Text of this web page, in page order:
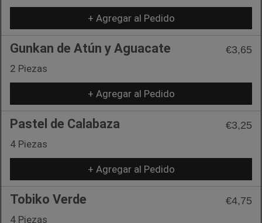
+ Agregar al Pedido
Gunkan de Atún y Aguacate
€3,65
2 Piezas
+ Agregar al Pedido
Pastel de Calabaza
€3,25
4 Piezas
+ Agregar al Pedido
Tobiko Verde
€4,75
4 Piezas